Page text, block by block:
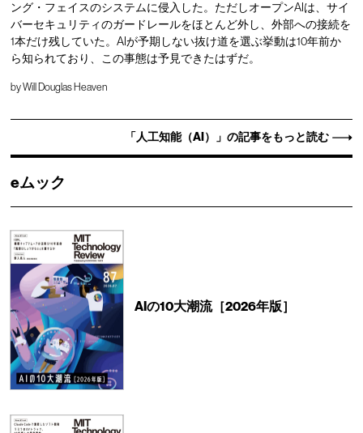
ング・フェイスのシステムに侵入した。ただしオープンAIは、サイ
バーセキュリティのガードレールをほとんど外し、外部への接続を
1本だけ残していた。AIが予期しない抜け道を選ぶ挙動は10年前か
ら知られており、この事態は予見できたはずだ。
byWill Douglas Heaven
「人工知能（AI）」の記事をもっと読む
eムック
AIの10大潮流［2026年版］